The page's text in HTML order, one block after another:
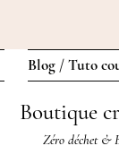
Blog / Tuto
Boutique
Zéro déchet &